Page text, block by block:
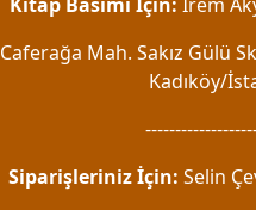
Kitap Basımı İçin: İrem
Caferağa Mah. Sakız Gülü
Kadıköy/
Siparişleriniz İçin: Selin